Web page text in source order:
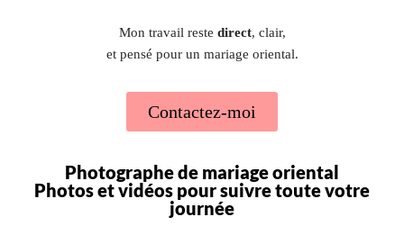
Mon travail reste direct, clair,
et pensé pour un mariage oriental.
Contactez-moi
Photographe de mariage oriental
Photos et vidéos pour suivre toute votre
journée